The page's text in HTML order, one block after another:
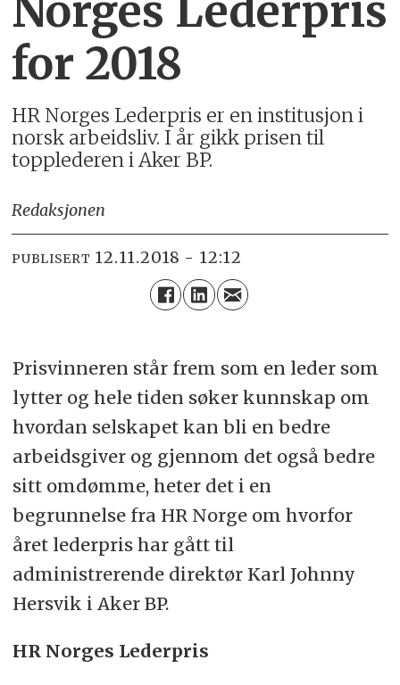
for 2018
HR Norges Lederpris er en institusjon i
norsk arbeidsliv. I år gikk prisen til
topplederen i Aker BP.
Redaksjonen
PUBLISERT 12.11.2018 - 12:12
Prisvinneren står frem som en leder som
lytter og hele tiden søker kunnskap om
hvordan selskapet kan bli en bedre
arbeidsgiver og gjennom det også bedre
sitt omdømme, heter det i en
begrunnelse fra HR Norge om hvorfor
året lederpris har gått til
administrerende direktør Karl Johnny
Hersvik i Aker BP.
HR Norges Lederpris